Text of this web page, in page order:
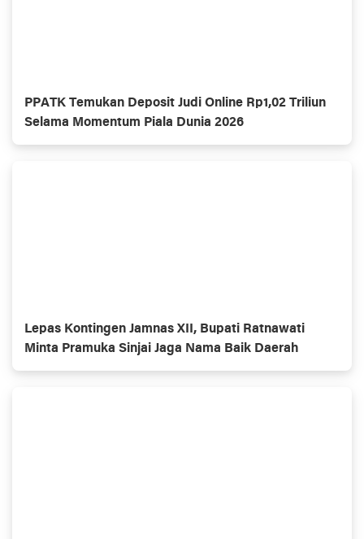
PPATK Temukan Deposit Judi Online Rp1,02 Triliun
Selama Momentum Piala Dunia 2026
Lepas Kontingen Jamnas XII, Bupati Ratnawati
Minta Pramuka Sinjai Jaga Nama Baik Daerah